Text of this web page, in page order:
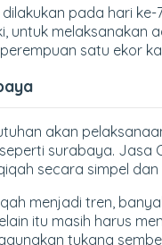
pada hari ke-
untuk melaksanakan
satu ekor
akan
surabaya. Jasa
secara simpel
menjadi tren,
itu masih harus
tukang